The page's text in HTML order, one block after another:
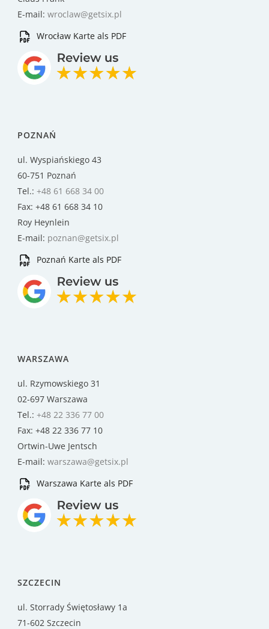
E-mail: wroclaw@getsix.pl
Wrocław Karte als PDF
POZNAŃ
ul. Wyspiańskiego 43
60-751 Poznań
Tel.: +48 61 668 34 00
Fax: +48 61 668 34 10
Roy Heynlein
E-mail: poznan@getsix.pl
Poznań Karte als PDF
WARSZAWA
ul. Rzymowskiego 31
02-697 Warszawa
Tel.: +48 22 336 77 00
Fax: +48 22 336 77 10
Ortwin-Uwe Jentsch
E-mail: warszawa@getsix.pl
Warszawa Karte als PDF
SZCZECIN
ul. Storrady Świętosławy 1a
71-602 Szczecin